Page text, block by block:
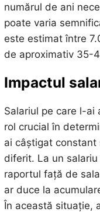
numărul de ani
poate varia
este estimat între
de aproximativ 35-
Impactul
Salariul pe care l-ai
rol crucial în
ai câștigat constant
diferit. La un
raportul față de
ar duce la
În această situație,